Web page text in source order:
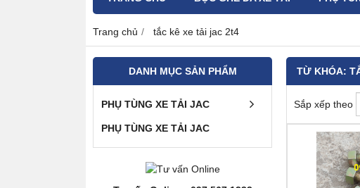
Trang chủ tắc kê xe tải jac 2t4
DANH MỤC SẢN PHẨM
PHỤ TÙNG XE TẢI JAC
PHỤ TÙNG XE TẢI JAC
TỪ KHÓA:
Sắp xếp theo